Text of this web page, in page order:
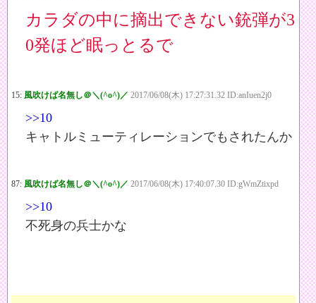
カラダの中に摘出できない銃弾が3
0発ほど眠っとるで
15: 風吹けば名無し＠＼(^o^)／ 2017/06/08(木) 17:27:31.32 ID:anIuen2j0
>>10
キャトルミューティレーションでもされたんか
87: 風吹けば名無し＠＼(^o^)／ 2017/06/08(木) 17:40:07.30 ID:gWmZtixpd
>>10
不死身の兵士かな